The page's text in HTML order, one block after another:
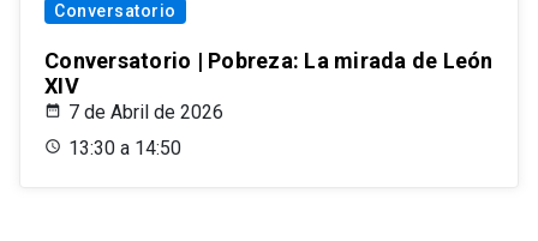
Conversatorio
Conversatorio | Pobreza: La mirada de León
XIV
7 de Abril de 2026
13:30 a 14:50